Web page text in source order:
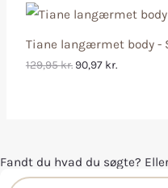
Tiane langærmet body -
129,95kr. 90,97 kr.
Fandt du hvad du søgte?